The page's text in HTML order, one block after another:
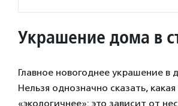
Украшение дома в
Главное новогоднее украшение в
Нельзя однозначно сказать,
«экологичнее»: это зависит от